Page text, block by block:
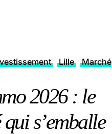
Lille
Marché
2026 : le
s’emballe